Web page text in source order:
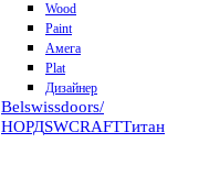
Wood
Paint
Амега
Plat
Дизайнер
Belswissdoors/
НОРДSWCRAFTТитан